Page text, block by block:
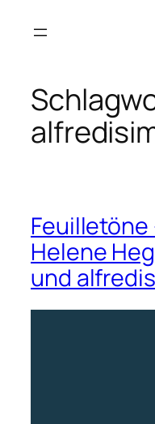
Inhalt
Feuilletöne
Helene
und